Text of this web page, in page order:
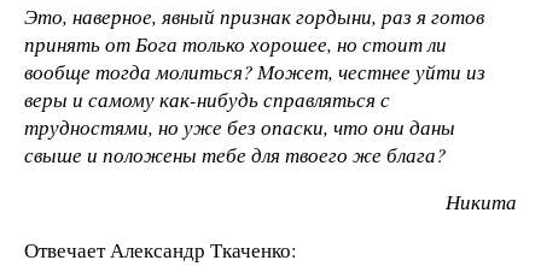
Это, наверное, явный признак гордыни, раз я готов
принять от Бога только хорошее, но стоит ли
вообще тогда молиться? Может, честнее уйти из
веры и самому как-нибудь справляться с
трудностями, но уже без опаски, что они даны
свыше и положены тебе для твоего же блага?
Никита
Отвечает Александр Ткаченко: